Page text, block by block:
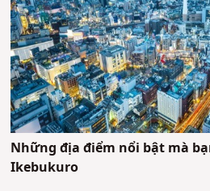
Những địa điểm nổi bật mà
Ikebukuro